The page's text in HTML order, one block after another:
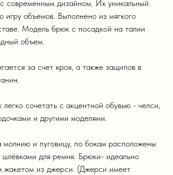
современным дизайном. Их уникальный
игру объемов. Выполнено из мягкого
Модель брюк с посадкой на талии
объем.
за счет кроя, а также защипов в
сочетать с акцентной обувью - челси,
и другими моделями.
молнию и пуговицу, по бокам расположены
для ремня. Брюки- идеально
жакетом из джерси. (Джерси имеет